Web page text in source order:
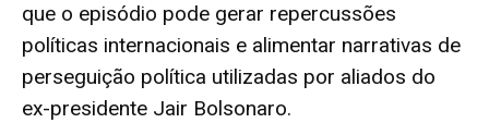
que o episódio pode gerar repercussões
políticas internacionais e alimentar narrativas de
perseguição política utilizadas por aliados do
ex-presidente Jair Bolsonaro.